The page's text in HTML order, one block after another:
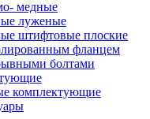
медные
луженые
штифтовые плоские
фланцем
болтами
комплектующие